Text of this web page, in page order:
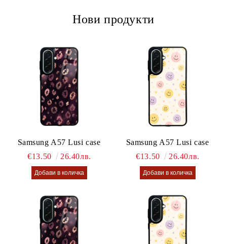
Нови продукти
Samsung A57 Lusi case
€13.50
26.40лв.
Samsung A57 Lusi case
€13.50
26.40лв.